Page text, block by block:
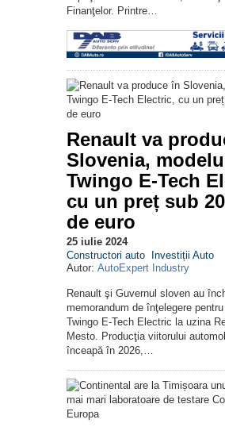
Finanţelor. Printre…
Renault va
Slovenia,
Twingo E-Tech
cu un preț sub
de euro
25 iulie 2024
Constructori auto
Investiții Auto
Autor: AutoExpert Industry
Renault şi Guvernul sloven au
memorandum de înţelegere
Twingo E-Tech Electric la uzina
Mesto. Producţia viitorului
înceapă în 2026,…